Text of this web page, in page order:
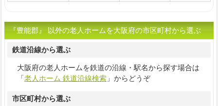
『豊能郡』 以外の老人ホームを大阪府の市区町村から選ぶ
鉄道沿線から選ぶ
大阪府の老人ホームを鉄道の沿線・駅名から探す場合は
「老人ホーム 鉄道沿線検索」からどうぞ
市区町村から選ぶ